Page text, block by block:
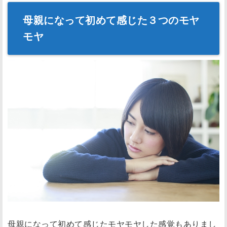
母親になって初めて感じた３つのモヤ
モヤ
母親になって初めて感じたモヤモヤした感覚もありまし